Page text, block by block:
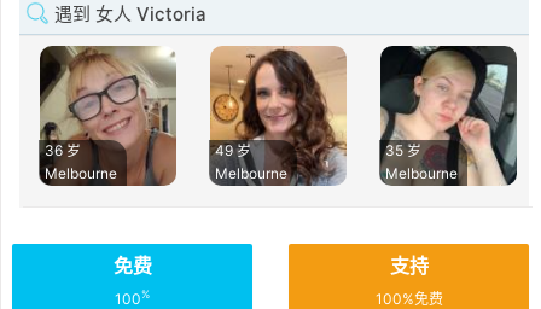
遇到 女人 Victoria
36 岁
Melbourne
49 岁
Melbourne
35 岁
Melbourne
免费
100%
支持
100%免费